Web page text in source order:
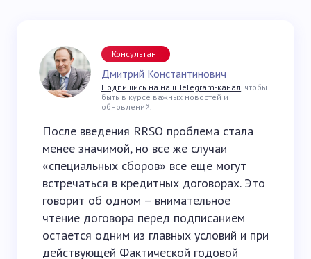
Консультант
Дмитрий Константинович
Подпишись на наш Telegram-канал, чтобы
быть в курсе важных новостей и
обновлений.
После введения RRSO проблема стала
менее значимой, но все же случаи
«специальных сборов» все еще могут
встречаться в кредитных договорах. Это
говорит об одном – внимательное
чтение договора перед подписанием
остается одним из главных условий и при
действующей Фактической годовой